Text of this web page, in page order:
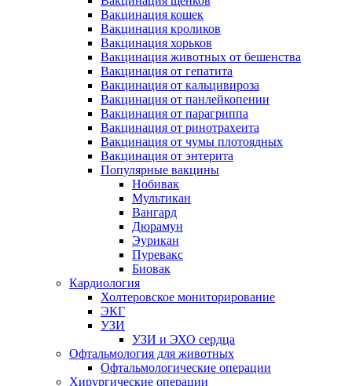
Вакцинация кошек
Вакцинация кроликов
Вакцинация хорьков
Вакцинация животных от бешенства
Вакцинация от гепатита
Вакцинация от кальцивироза
Вакцинация от панлейкопении
Вакцинация от парагриппа
Вакцинация от ринотрахеита
Вакцинация от чумы плотоядных
Вакцинация от энтерита
Популярные вакцины
Нобивак
Мультикан
Вангард
Дюрамун
Эурикан
Пуревакс
Биовак
Кардиология
Холтеровское мониторирование
ЭКГ
УЗИ
УЗИ и ЭХО сердца
Офтальмология для животных
Офтальмологические операции
Хирургические операции